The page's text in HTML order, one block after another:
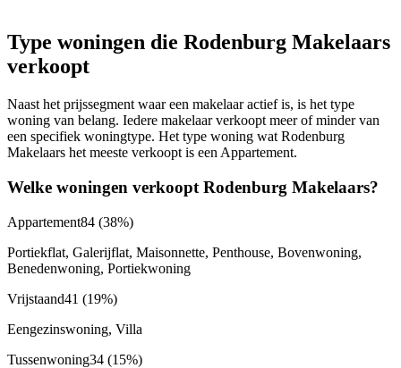
Type woningen die Rodenburg Makelaars
verkoopt
Naast het prijssegment waar een makelaar actief is, is het type
woning van belang. Iedere makelaar verkoopt meer of minder van
een specifiek woningtype. Het type woning wat Rodenburg
Makelaars het meeste verkoopt is een Appartement.
Welke woningen verkoopt Rodenburg Makelaars?
Appartement84 (38%)
Portiekflat, Galerijflat, Maisonnette, Penthouse, Bovenwoning,
Benedenwoning, Portiekwoning
Vrijstaand41 (19%)
Eengezinswoning, Villa
Tussenwoning34 (15%)